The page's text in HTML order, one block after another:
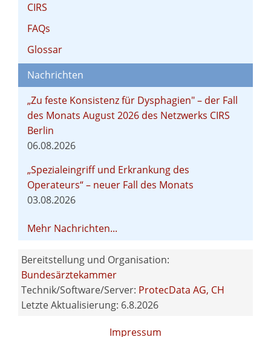
CIRS
FAQs
Glossar
Nachrichten
„Zu feste Konsistenz für Dysphagien" – der Fall
des Monats August 2026 des Netzwerks CIRS
Berlin
06.08.2026
„Spezialeingriff und Erkrankung des
Operateurs“ – neuer Fall des Monats
03.08.2026
Mehr Nachrichten...
Letzte Aktualisierung: 6.8.2026
Bereitstellung und Organisation:
Bundesärztekammer
Technik/Software/Server: ProtecData AG, CH
Impressum